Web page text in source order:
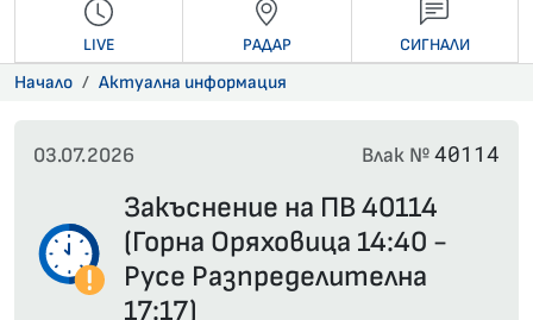
LIVE РАДАР СИГНАЛИ
Начало Актуална информация
03.07.2026 Влак №40114
Закъснение на ПВ 40114
(Горна Оряховица 14:40 -
Русе Разпределителна
17:17)